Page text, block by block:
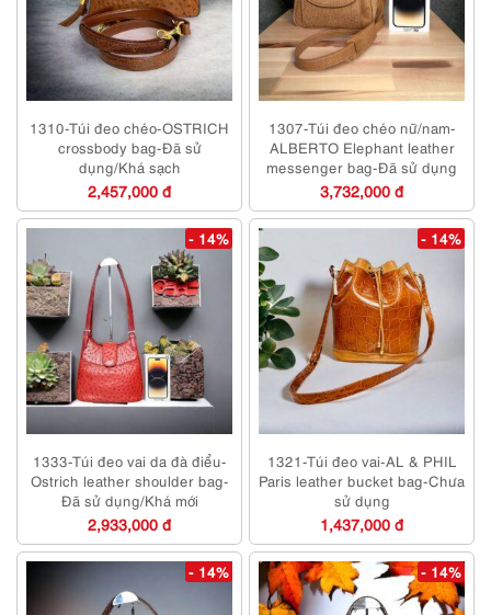
1310-Túi đeo chéo-OSTRICH
crossbody bag-Đã sử
dụng/Khá sạch
2,457,000 đ
1307-Túi đeo chéo nữ/nam-
ALBERTO Elephant leather
messenger bag-Đã sử dụng
3,732,000 đ
- 14%
1333-Túi đeo vai da đà điểu-
Ostrich leather shoulder bag-
Đã sử dụng/Khá mới
2,933,000 đ
- 14%
1321-Túi đeo vai-AL & PHIL
Paris leather bucket bag-Chưa
sử dụng
1,437,000 đ
- 14% - 14%